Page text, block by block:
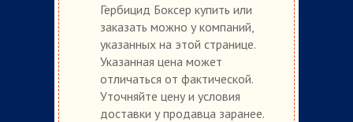
Гербицид Боксер купить или
заказать можно у компаний,
указанных на этой странице.
Указанная цена может
отличаться от фактической.
Уточняйте цену и условия
доставки у продавца заранее.